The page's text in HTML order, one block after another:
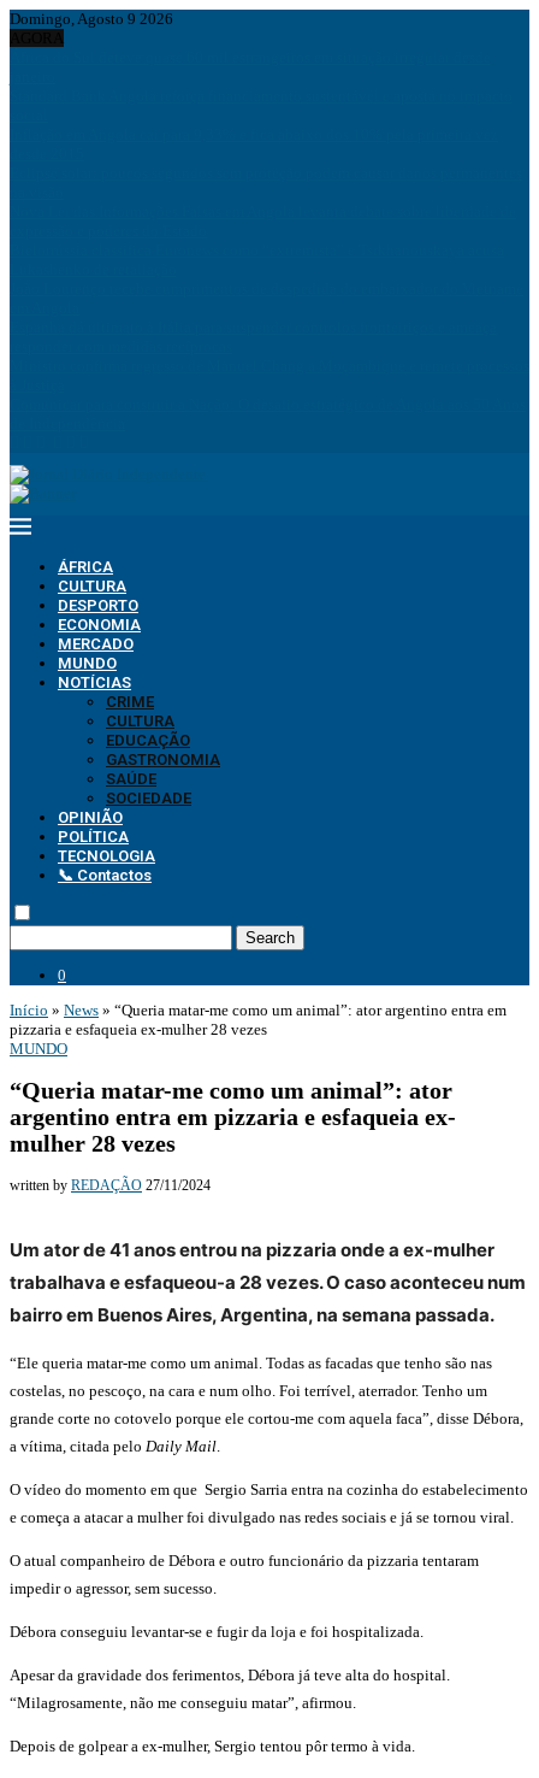
Domingo, Agosto 9 2026
ÁFRICA
CULTURA
DESPORTO
ECONOMIA
MERCADO
MUNDO
NOTÍCIAS
CRIME
CULTURA
EDUCAÇÃO
GASTRONOMIA
SAÚDE
SOCIEDADE
OPINIÃO
POLÍTICA
TECNOLOGIA
📞 Contactos
Search
0
Início » News » “Queria matar-me como um animal”: ator argentino entra em
pizzaria e esfaqueia ex-mulher 28 vezes
MUNDO
“Queria matar-me como um animal”: ator
argentino entra em pizzaria e esfaqueia ex-
mulher 28 vezes
written by REDAÇÃO 27/11/2024
Um ator de 41 anos entrou na pizzaria onde a ex-mulher
trabalhava e esfaqueou-a 28 vezes. O caso aconteceu num
bairro em Buenos Aires, Argentina, na semana passada.
“Ele queria matar-me como um animal. Todas as facadas que tenho são nas
costelas, no pescoço, na cara e num olho. Foi terrível, aterrador. Tenho um
grande corte no cotovelo porque ele cortou-me com aquela faca”, disse Débora,
a vítima, citada pelo Daily Mail
O vídeo do momento em que Sergio Sarria entra na cozinha do estabelecimento
e começa a atacar a mulher foi divulgado nas redes sociais e já se tornou viral.
O atual companheiro de Débora e outro funcionário da pizzaria tentaram
impedir o agressor, sem sucesso.
Débora conseguiu levantar-se e fugir da loja e foi hospitalizada.
Apesar da gravidade dos ferimentos, Débora já teve alta do hospital.
“Milagrosamente, não me conseguiu matar”, afirmou.
Depois de golpear a ex-mulher, Sergio tentou pôr termo à vida.